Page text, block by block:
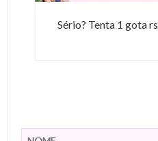
Sério? Tenta 1 gota rs